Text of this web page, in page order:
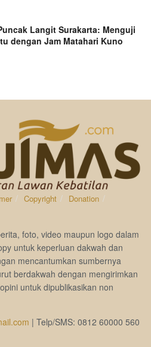
Langit Surakarta: Menguji
dengan Jam Matahari Kuno
Copyright
Donation
foto, video maupun logo dalam
untuk keperluan dakwah dan
mencantumkan sumbernya
berdakwah dengan mengirimkan
untuk dipublikasikan non
| Telp/SMS: 0812 60000 560